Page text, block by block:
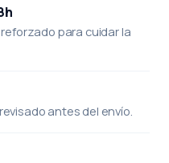
para cuidar la
antes del envío.